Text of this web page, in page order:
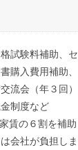
試験料補助、
購入費用補助
流会（年３回
制度など
賃の６割を補
会社が負担し